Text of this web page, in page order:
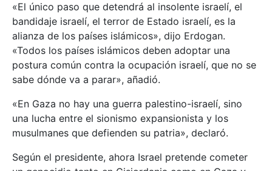
«El único paso que detendrá al insolente israelí, el
bandidaje israelí, el terror de Estado israelí, es la
alianza de los países islámicos», dijo Erdogan.
«Todos los países islámicos deben adoptar una
postura común contra la ocupación israelí, que no se
sabe dónde va a parar», añadió.
«En Gaza no hay una guerra palestino-israelí, sino
una lucha entre el sionismo expansionista y los
musulmanes que defienden su patria», declaró.
Según el presidente, ahora Israel pretende cometer